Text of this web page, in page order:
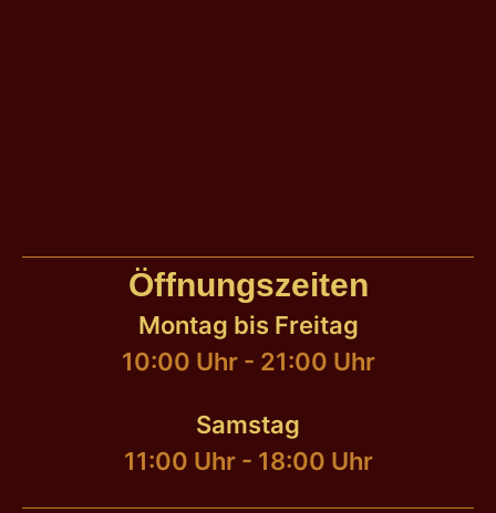
Öffnungszeiten
Montag bis Freitag
10:00 Uhr - 21:00 Uhr
Samstag
11:00 Uhr - 18:00 Uhr